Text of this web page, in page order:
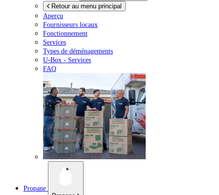
Retour au menu principal
Aperçu
Fournisseurs locaux
Fonctionnement
Services
Types de déménagements
U-Box - Services
FAQ
Propane